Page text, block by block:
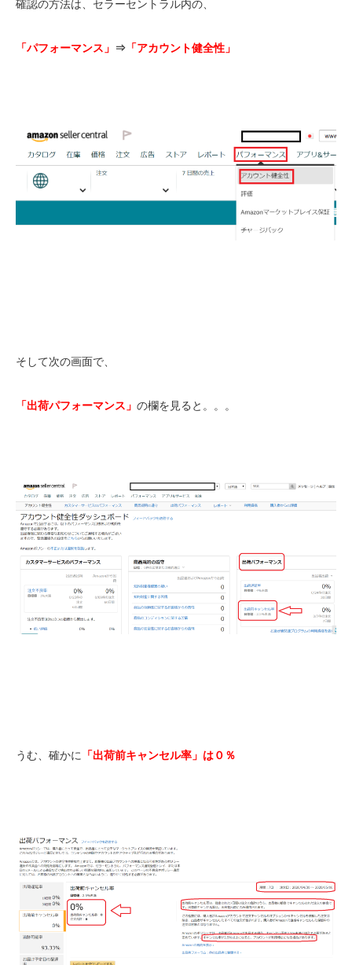
確認の方法は、セラーセントラル内の、
「パフォーマンス」 ⇒ 「アカウント健全性」
そして次の画面で、
「出荷パフォーマンス」 の欄を見ると。。。
うむ、確かに 「出荷前キャンセル率」は０％